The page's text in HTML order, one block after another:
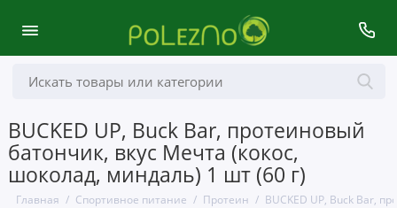
BUCKED UP, Buck Bar, протеиновый
батончик, вкус Мечта (кокос,
шоколад, миндаль) 1 шт (60 г)
Главная Спортивное питание Протеин BUCKED UP, Buck Bar,